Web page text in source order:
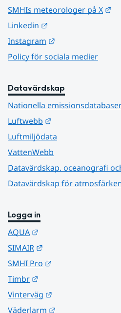
SMHIs meteorologer på X
Linkedin
Instagram
Policy för sociala medier
Datavärdskap
Nationella
Luftwebb
Luftmiljödata
VattenWebb
Datavärdskap, oceanografi
Datavärdskap för
Logga in
AQUA
SIMAIR
SMHI Pro
Timbr
Vinterväg
Väderlarm